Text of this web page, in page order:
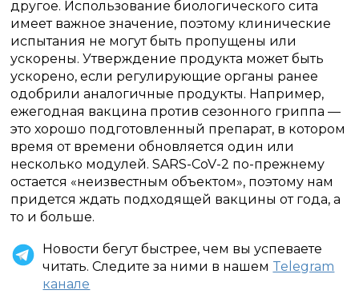
другое. Использование биологического сита
имеет важное значение, поэтому клинические
испытания не могут быть пропущены или
ускорены.Утверждение продукта может быть
ускорено, если регулирующие органы ранее
одобрили аналогичные продукты. Например,
ежегодная вакцина против сезонного гриппа —
это хорошо подготовленный препарат, в котором
время от времени обновляется один или
несколько модулей.SARS-CoV-2 по-прежнему
остается «неизвестным объектом», поэтому нам
придется ждать подходящей вакцины от года, а
то и больше.
Новости бегут быстрее, чем вы успеваете
читать. Следите за ними в нашем Telegram
канале